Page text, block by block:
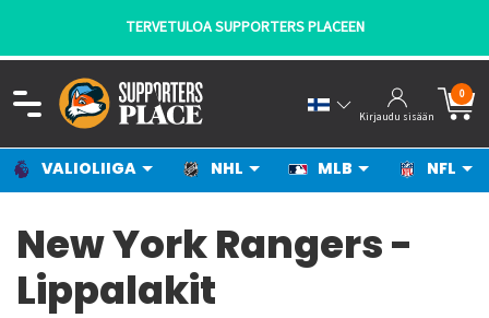
TERVETULOA SUPPORTERS PLACEEN
Kirjaudu sisään
0
VALIOLIIGA NHL MLB NFL
New York Rangers -
Lippalakit